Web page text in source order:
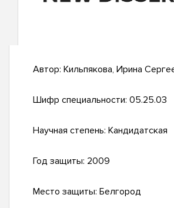
Автор: Кильпякова, Ирина
Шифр специальности: 05.25.03
Научная степень: Кандидатская
Год защиты: 2009
Место защиты: Белгород